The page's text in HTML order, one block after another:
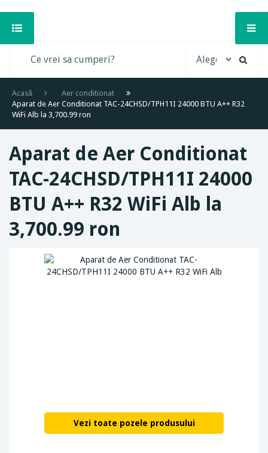
Acasă
Aer conditionat
Aparat de Aer Conditionat TAC-24CHSD/TPH11I 24000 BTU A++ R32
WiFi Alb la 3,700.99 ron
Aparat de Aer Conditionat
TAC-24CHSD/TPH11I 24000
BTU A++ R32 WiFi Alb la
3,700.99 ron
Vezi toate pozele produsului